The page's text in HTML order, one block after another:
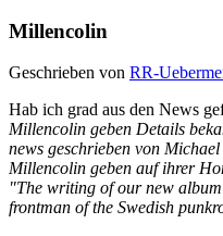
Millencolin
Geschrieben von RR-
Hab ich grad aus den News
Millencolin geben Details
news geschrieben von
Millencolin geben auf ihrer
"The writing of our new
frontman of the Swedish